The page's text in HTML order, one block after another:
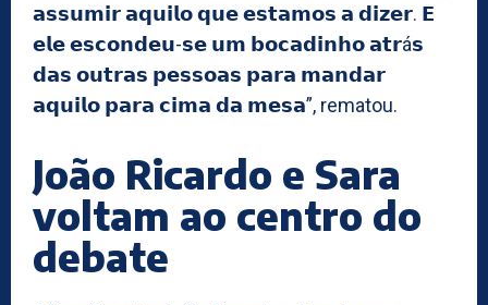
𝗮𝘀𝘀𝘂𝗺𝗶𝗿 𝗮𝗾𝘂𝗶𝗹𝗼 𝗾𝘂𝗲 𝗲𝘀𝘁𝗮𝗺𝗼𝘀 𝗮 𝗱𝗶𝘇𝗲𝗿. 𝗘
𝗲𝗹𝗲 𝗲𝘀𝗰𝗼𝗻𝗱𝗲𝘂-𝘀𝗲 𝘂𝗺 𝗯𝗼𝗰𝗮𝗱𝗶𝗻𝗵𝗼 𝗮𝘁𝗿á𝘀
𝗱𝗮𝘀 𝗼𝘂𝘁𝗿𝗮𝘀 𝗽𝗲𝘀𝘀𝗼𝗮𝘀 𝗽𝗮𝗿𝗮 𝗺𝗮𝗻𝗱𝗮𝗿
𝗮𝗾𝘂𝗶𝗹𝗼 𝗽𝗮𝗿𝗮 𝗰𝗶𝗺𝗮 𝗱𝗮 𝗺𝗲𝘀𝗮”, rematou.
João Ricardo e Sara
voltam ao centro do
debate